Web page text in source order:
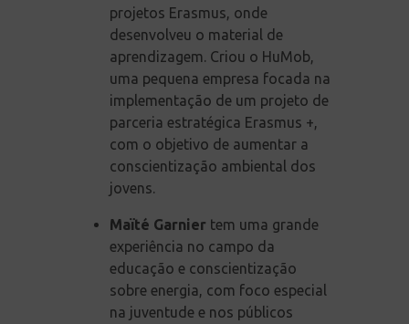
projetos Erasmus, onde
desenvolveu o material de
aprendizagem. Criou o HuMob,
uma pequena empresa focada na
implementação de um projeto de
parceria estratégica Erasmus +,
com o objetivo de aumentar a
conscientização ambiental dos
jovens.
Maïté Garnier tem uma grande
experiência no campo da
educação e conscientização
sobre energia, com foco especial
na juventude e nos públicos